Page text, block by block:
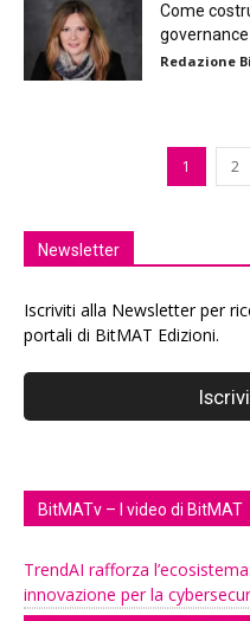
Come
Redazione
1 2
Newsletter
Iscriviti alla Newsletter per
portali di BitMAT Edizioni.
BitMATv – I video di BitMAT
TrendAI rafforza
innovazione per la